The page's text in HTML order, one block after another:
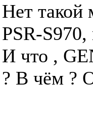
Нет такой
PSR-S970,
И что ,
? В чём ?